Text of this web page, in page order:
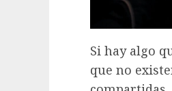
Si hay algo
que no